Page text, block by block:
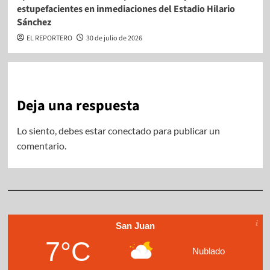
estupefacientes en inmediaciones del Estadio Hilario
Sánchez
EL REPORTERO 30 de julio de 2026
Deja una respuesta
Lo siento, debes estarconectadopara publicar un
comentario.
San Juan
7°C Nublado